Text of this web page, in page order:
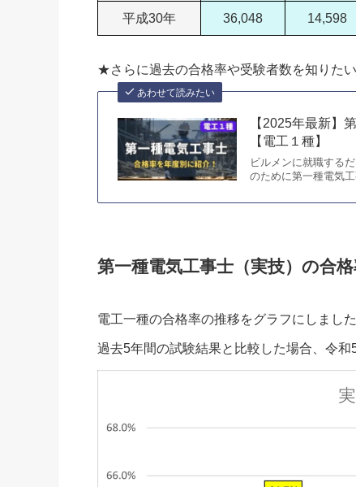
平成30年 36,048 14,598
★さらに過去の合格率や受験者数を知りた
あわせて読みたい
【2025年最新】
【電工１種】
ビルメンに就職する
のために第一種電気
第一種電気工事士（実技）の合格
電工一種の合格率の推移をグラフにしました
過去5年間の試験結果と比較した場合、令